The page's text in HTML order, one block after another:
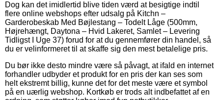
Dog kan det imidlertid blive tiden værd at besigtige indtil
flere online webshops efter udsalg på Kitchn –
Garderobeskab Med Bøjlestang – Todelt Låge (500mm,
Højrehængt, Daytona – Hvid Lakeret, Samlet – Levering
Tidligst I Uge 37) forud for at du gennemfører din handel, så
du er velinformeret til at skaffe sig den mest betalelige pris.
Du bør ikke desto mindre være så påvagt, at ifald en internet
forhandler udbyder et produkt for en pris der kan ses som
helt ekstremt billig, kunne det for det meste være et symbol
på en uærlig webshop. Kortkøb er trods alt indbefattet af en